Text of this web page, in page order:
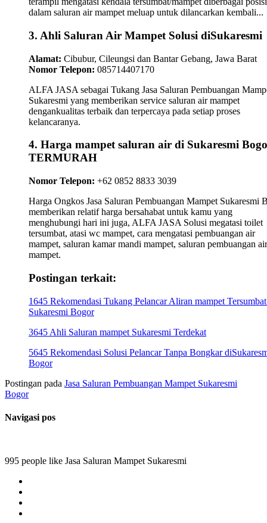
dalam saluran air mampet meluap untuk dilancarkan kembali...
3. Ahli Saluran Air Mampet Solusi diSukaresmi
Alamat: Cibubur, Cileungsi dan Bantar Gebang, Jawa Barat
Nomor Telepon: 085714407170
ALFA JASA sebagai Tukang Jasa Saluran Pembuangan
Sukaresmi yang memberikan service saluran air mampet
dengankualitas terbaik dan terpercaya pada setiap proses
kelancaranya.
4. Harga mampet saluran air di Sukaresmi
TERMURAH
Nomor Telepon: +62 0852 8833 3039
Harga Ongkos Jasa Saluran Pembuangan Mampet Sukaresmi
memberikan relatif harga bersahabat untuk kamu yang
menghubungi hari ini juga, ALFA JASA Solusi megatasi toilet
tersumbat, atasi wc mampet, cara mengatasi pembuangan air
mampet, saluran kamar mandi mampet, saluran pembuangan air
mampet.
Postingan terkait:
1645 Rekomendasi Tukang Pelancar Aliran mampet
Sukaresmi Bogor
3645 Ahli Saluran mampet Sukaresmi Terdekat
5645 Rekomendasi Solusi Pelancar Tanpa Bongkar
Bogor
Postingan pada Jasa Saluran Pembuangan Mampet Sukaresmi
Bogor
Navigasi pos
995 people like Jasa Saluran Mampet Sukaresmi